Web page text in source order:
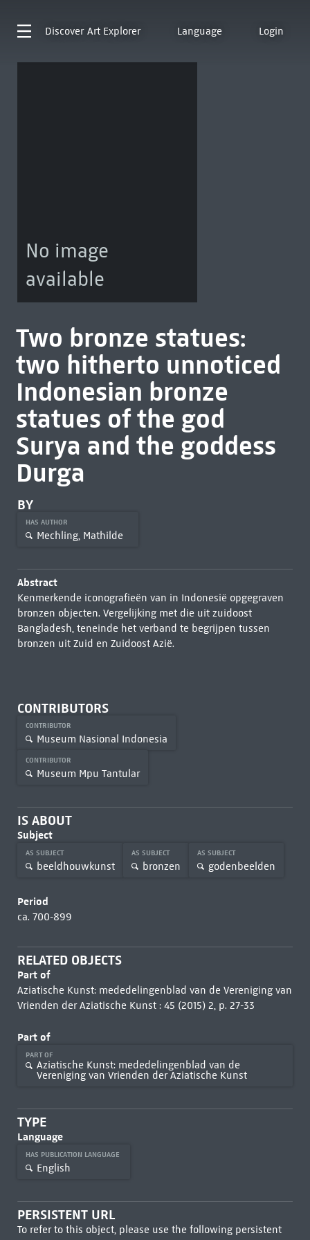
Discover Art Explorer Language Login
No image
available
Two bronze statues:
two hitherto unnoticed
Indonesian bronze
statues of the god
Surya and the goddess
Durga
BY
HAS AUTHOR
Mechling, Mathilde
Abstract
Kenmerkende iconografieën van in Indonesië opgegraven
bronzen objecten. Vergelijking met die uit zuidoost
Bangladesh, teneinde het verband te begrijpen tussen
bronzen uit Zuid en Zuidoost Azië.
CONTRIBUTORS
CONTRIBUTOR
Museum Nasional Indonesia
CONTRIBUTOR
Museum Mpu Tantular
IS ABOUT
Subject
AS SUBJECT
beeldhouwkunst
AS SUBJECT
bronzen
AS SUBJECT
godenbeelden
Period
ca. 700-899
RELATED OBJECTS
Part of
Aziatische Kunst: mededelingenblad van de Vereniging van
Vrienden der Aziatische Kunst : 45 (2015) 2, p. 27-33
Part of
PART OF
Aziatische Kunst: mededelingenblad van de
Vereniging van Vrienden der Aziatische Kunst
TYPE
Language
HAS PUBLICATION LANGUAGE
English
PERSISTENT URL
To refer to this object, please use the following persistent